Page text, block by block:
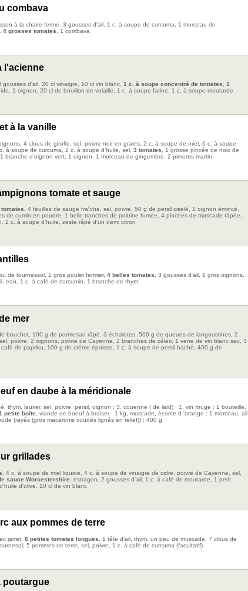
combava
à la chaire ferme, 3 gousses d'ail, 1 c. à soupe de curcuma, 1 morceau de
4 grosses tomates , 1 combava
l'acienne
d'ail, 20 cl vinaigre, 10 cl vin blanc, 1 c. à soupe concentré de tomates
1
1 oignon, 20 cl de bouillon de volaille, 1 c. à soupe farine, 1 c. à soupe moutarde
à la vanille
4 clous de girofle, sel, poivre noir en grains, 2 c. à soupe de miel, 6 c. à soupe
à soupe de curcuma, 2 c. à soupe d'huile, sel, 3 tomates , 1 grosse pincée de noix de
branche d'oignon vert, 1 oignon, 1 morceau de gingembre, 2 piments martin
tomate et sauge
tomates, 4 feuilles de sauge fraîche, sel, poivre, 50 g de persil ciselé, 1 oignon émincé,
de cumin en poudre, 1 belle tranches de poitrine fumée, 4 pincées de muscade râpée,
2 c. à soupe d'huile, zeste râpé d'un demi citron
de tournessol, 1 gros poulet fermier, 4 belles tomates, 3 gousses d'ail, 1 gros oignons,
eau, 1 c. à café de curcumin, 1 branche de thym
mer
bouchot, 100 g de parmesan râpé, 3 échalotes, 500 g de queues de langoustines, 2
poivre, 2 oignons, poivre de Cayenne, 2 branches de céleri, 1 verre de vin blanc sec, 3
de paprika, 100 g de crème épaisse, 1 c. à soupe de persil haché, 400 g de
en daube à la méridionale
thym, laurier, sel, poivre, persil, oignon : 3, couenne ( de lard) : 1, vin rouge : 1 bouteille,
petite boîte , viande de boeuf à braiser : 1 kg, muscade, écorce d 'orange : 1 morceau, ail
(rayés (gros macaronis coudés lignés en relief)) : 400 g
grillades
, 4 c. à soupe de miel liquide, 4 c. à soupe de vinaigre de cidre, poivre de Cayenne, sel,
sauce Worcestershire , estragon, 2 gousses d'ail, 1 c. à café de moutarde, 1 petit
d'olive, 10 cl de vin blanc
aux pommes de terre
jarret, 6 petites tomates longues , 1 tête d'ail, thym, un peu de muscade, 7 clous de
5 pommes de terre, sel, poivre, 1 c. à café de curcuma (facultatif)
poutargue